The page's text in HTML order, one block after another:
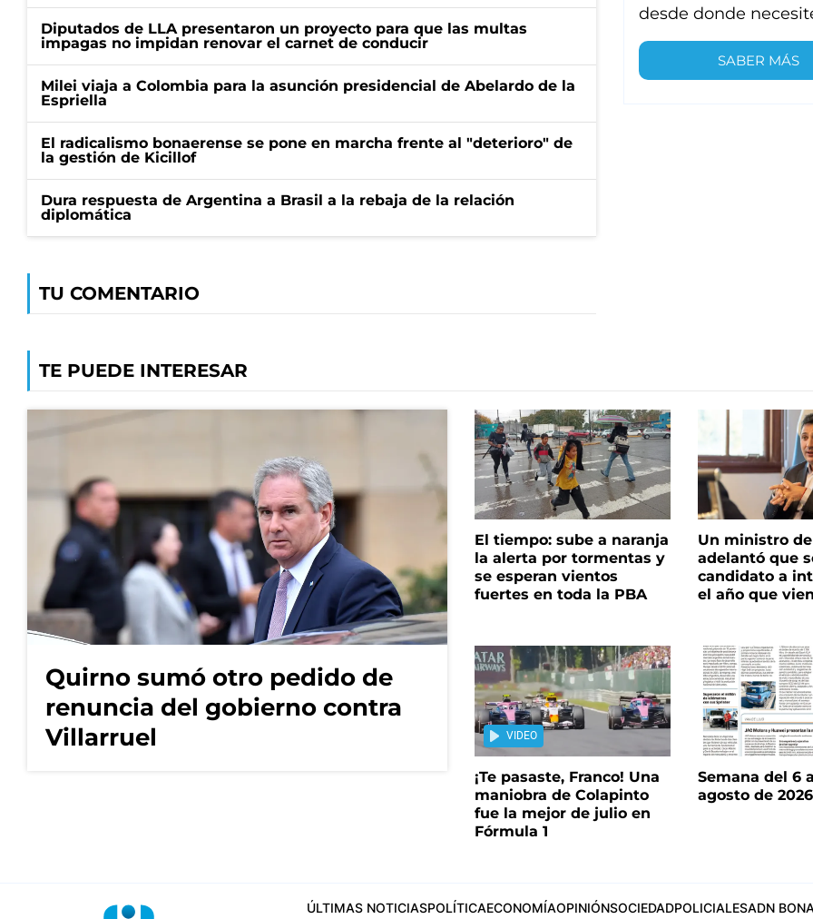
Diputados de LLA presentaron un proyecto para que las multas
impagas no impidan renovar el carnet de conducir
Milei viaja a Colombia para la asunción presidencial de Abelardo de la
Espriella
El radicalismo bonaerense se pone en marcha frente al "deterioro" de
la gestión de Kicillof
Dura respuesta de Argentina a Brasil a la rebaja de la relación
diplomática
TU COMENTARIO
desde donde
SABER MÁS
TE PUEDE INTERESAR
Quirno sumó otro pedido de
renuncia del gobierno contra
Villarruel
El tiempo: sube a naranja
la alerta por tormentas y
se esperan vientos
fuertes en toda la PBA
Un ministro
adelantó que
candidato a
el año que
VIDEO
¡Te pasaste, Franco! Una
maniobra de Colapinto
fue la mejor de julio en
Fórmula 1
Semana del 6
agosto de 2026
ÚLTIMAS NOTICIASPOLÍTICAECONOMÍAOPINIÓNSOCIEDADPOLICIALESADN